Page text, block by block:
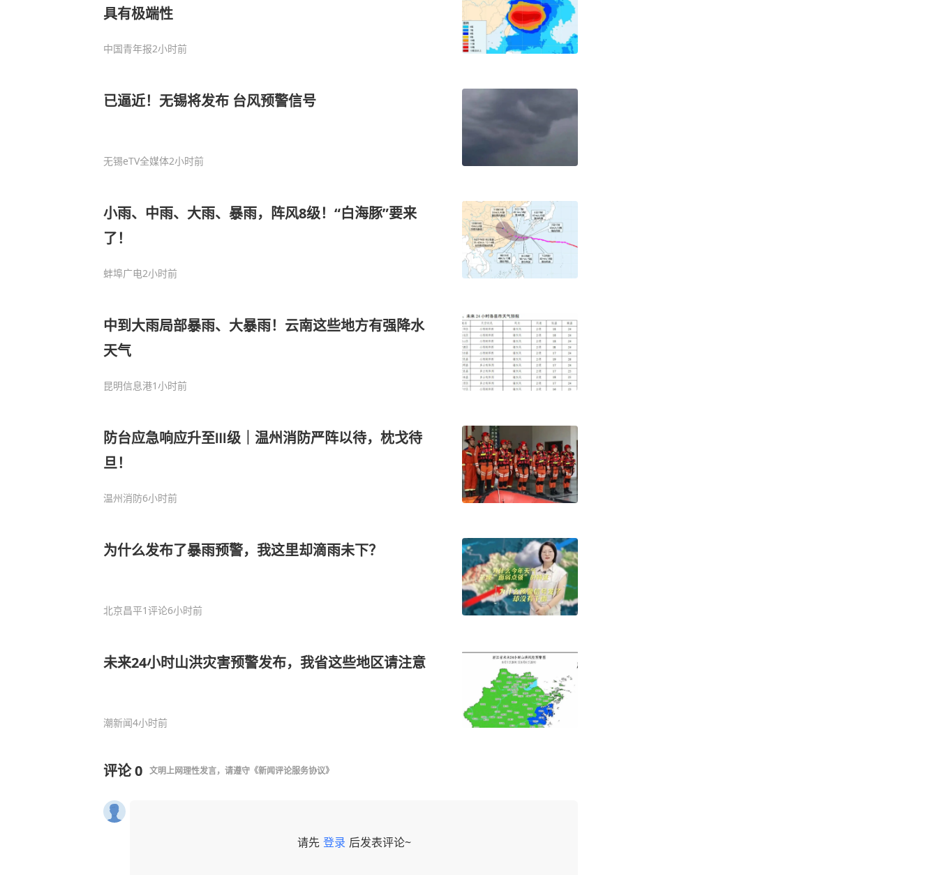
具有极端性
中国青年报2小时前
已逼近！无锡将发布 台风预警信号
无锡eTV全媒体2小时前
小雨、中雨、大雨、暴雨，阵风8级！“白海豚”要来
了！
蚌埠广电2小时前
中到大雨局部暴雨、大暴雨！云南这些地方有强降水
天气
昆明信息港1小时前
防台应急响应升至Ⅲ级｜温州消防严阵以待，枕戈待
旦！
温州消防6小时前
为什么发布了暴雨预警，我这里却滴雨未下？
北京昌平1评论6小时前
未来24小时山洪灾害预警发布，我省这些地区请注意
潮新闻4小时前
评论0 文明上网理性发言，请遵守 《新闻评论服务协议》
请先 登录 后发表评论~